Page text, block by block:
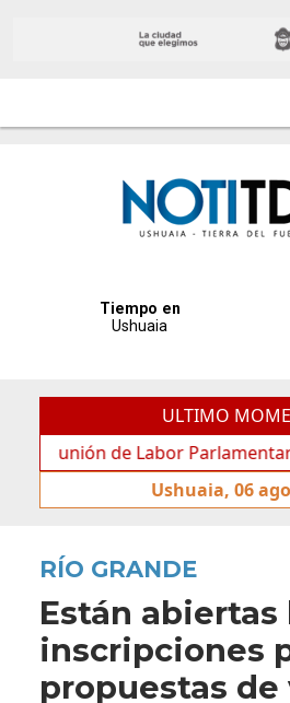
ULTIMO
de Labor Parlamentaria
Ushuaia, 06
RÍO GRANDE
Están abiertas
inscripciones
propuestas de